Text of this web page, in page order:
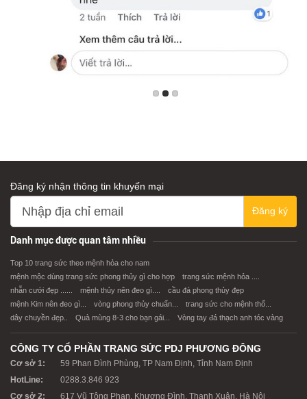
Đăng ký nhận thông tin khuyến mại
Đăng ký
Danh mục được quan tâm nhiều
Top 10 trang sức theo mệnh hỏa cho nam
mệnh mộc dùng trang sức phong thủy gì cho hợp
trang sức mệnh hỏa ....
nhẫn cưới đẹp ......
mệnh thủy nên đeo gì....
cầu đá phong thủy đẹp
mệnh Kim nên đeo gì...
vòng phong thủy chuẩn...
trang sức cho mệnh thổ...
dây chuyền đẹp..
Quà mùng 8-3 cho bạn gái... Vòng tay đá thạch anh tóc vàng
CÔNG TY CỔ PHẦN TRANG SỨC PDJ PHƯƠNG ĐÔNG
Cơ sở 1:
59 Phan Đình Phùng, TP Nam Định, Tỉnh Nam Định
HotLine:
0288.3.846 923
Cơ sở 2:
617 Vũ Tông Phan, Khương Đình, Thanh Xuân, Hà Nội